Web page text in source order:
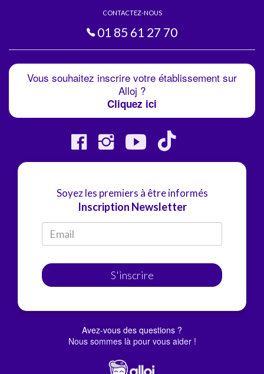
CONTACTEZ-NOUS
01 85 61 27 70
Vous souhaitez inscrire votre établissement sur
Alloj ?
Cliquez ici
Soyez les premiers à être informés
Inscription Newsletter
S'inscrire
Avez-vous des questions ?
Nous sommes là pour vous aider !